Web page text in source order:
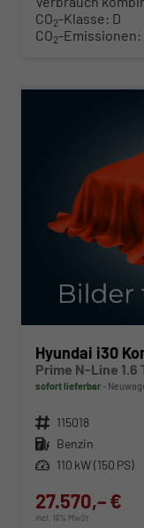
CO2-Klasse: D
CO2-Emissionen:
Hyundai i30
Prime N-Line 1.6
sofort lieferbar
Fahrzeugnr. 115018
Kraftstoff Benzin
Leistung 110 kW (150 PS)
27.570,– €
incl. 19% MwSt.